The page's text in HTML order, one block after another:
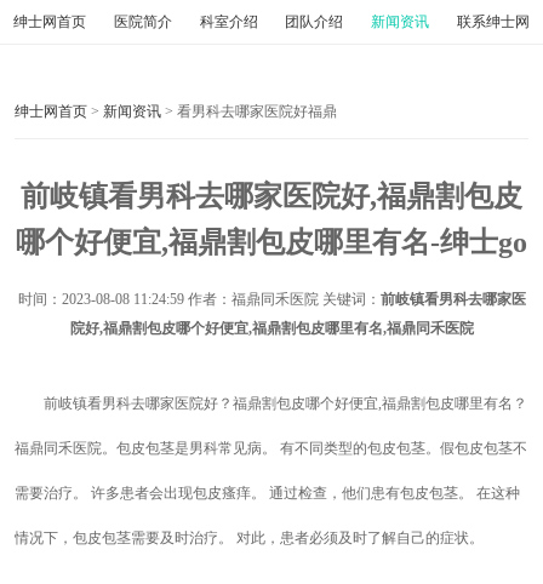
绅士网首页 医院简介 科室介绍 团队介绍 新闻资讯 联系绅士网
绅士网首页 > 新闻资讯 > 看男科去哪家医院好福鼎
前岐镇看男科去哪家医院好,福鼎割包皮
哪个好便宜,福鼎割包皮哪里有名-绅士go
时间： 2023-08-08 11:24:59作者：福鼎同禾医院 关键词： 前岐镇看男科去哪家医
院好,福鼎割包皮哪个好便宜,福鼎割包皮哪里有名,福鼎同禾医院
前岐镇看男科去哪家医院好？福鼎割包皮哪个好便宜,福鼎割包皮哪里有名？
福鼎同禾医院。包皮包茎是男科常见病。 有不同类型的包皮包茎。假包皮包茎不
需要治疗。 许多患者会出现包皮瘙痒。 通过检查，他们患有包皮包茎。 在这种
情况下，包皮包茎需要及时治疗。 对此，患者必须及时了解自己的症状。